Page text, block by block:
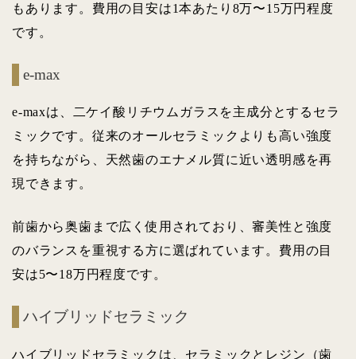
もあります。費用の目安は1本あたり8万〜15万円程度
です。
e-max
e-maxは、二ケイ酸リチウムガラスを主成分とするセラ
ミックです。従来のオールセラミックよりも高い強度
を持ちながら、天然歯のエナメル質に近い透明感を再
現できます。
前歯から奥歯まで広く使用されており、審美性と強度
のバランスを重視する方に選ばれています。費用の目
安は5〜18万円程度です。
ハイブリッドセラミック
ハイブリッドセラミックは、セラミックとレジン（歯